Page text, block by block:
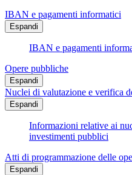
IBAN e pagamenti informatici
Espandi
IBAN e pagamenti
Opere pubbliche
Espandi
Nuclei di valutazione e verifica
Espandi
Informazioni relative ai
investimenti pubblici
Atti di programmazione delle
Espandi